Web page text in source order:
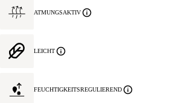
ATMUNGSAKTIV
LEICHT
FEUCHTIGKEITSREGULIEREND